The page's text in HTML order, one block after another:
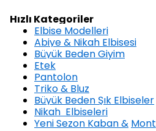
Hızlı Kategoriler
Elbise Modelleri
Abiye & Nikah Elbisesi
Büyük Beden Giyim
Etek
Pantolon
Triko & Bluz
Büyük Beden Şık Elbiseler
Nikah Elbiseleri
Yeni Sezon Kaban & Mont